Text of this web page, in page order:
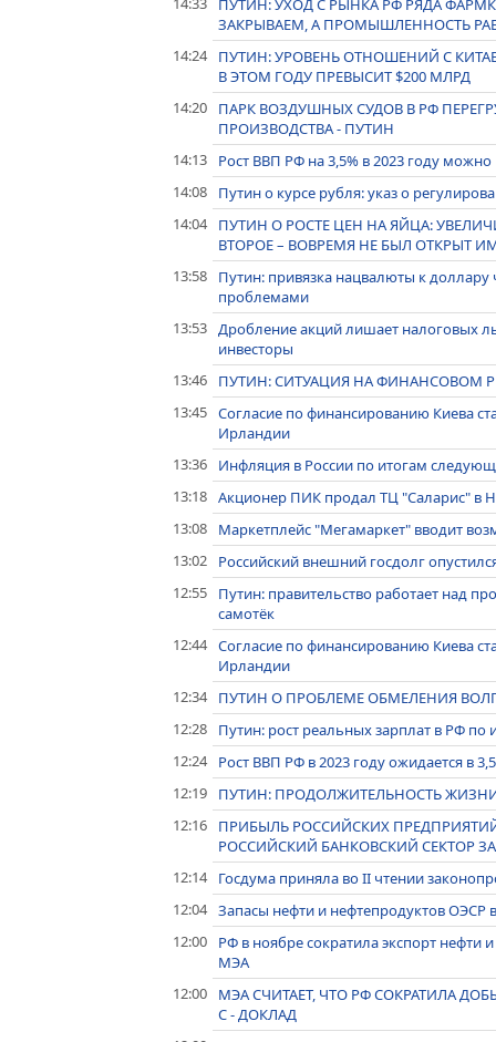
ПУТИН: УХОД С РЫНКА РФ РЯДА
ЗАКРЫВАЕМ, А ПРОМЫШЛЕННОСТЬ
14:24
ПУТИН: УРОВЕНЬ ОТНОШЕНИЙ С
В ЭТОМ ГОДУ ПРЕВЫСИТ $200 МЛРД
14:20
ПАРК ВОЗДУШНЫХ СУДОВ В РФ
ПРОИЗВОДСТВА - ПУТИН
14:13
Рост ВВП РФ на 3,5% в 2023 году
14:08
Путин о курсе рубля: указ о
14:04
ПУТИН О РОСТЕ ЦЕН НА ЯЙЦА:
ВТОРОЕ – ВОВРЕМЯ НЕ БЫЛ ОТКРЫТ
13:58
Путин: привязка нацвалюты к
проблемами
13:53 Дробление акций лишает налоговых
инвесторы
13:46
ПУТИН: СИТУАЦИЯ НА ФИНАНСОВОМ
13:45 Согласие по финансированию Киева
Ирландии
13:36
Инфляция в России по итогам
13:18 Акционер ПИК продал ТЦ "Саларис" в
13:08
Маркетплейс "Мегамаркет" вводит
13:02
Российский внешний госдолг
12:55
Путин: правительство работает над
самотёк
12:44 Согласие по финансированию Киева
Ирландии
12:34
ПУТИН О ПРОБЛЕМЕ ОБМЕЛЕНИЯ
12:28
Путин: рост реальных зарплат в РФ по
12:24
Рост ВВП РФ в 2023 году ожидается в
12:19
ПУТИН: ПРОДОЛЖИТЕЛЬНОСТЬ ЖИЗНИ
12:16
ПРИБЫЛЬ РОССИЙСКИХ ПРЕДПРИЯТИЙ
РОССИЙСКИЙ БАНКОВСКИЙ СЕКТОР
12:14
Госдума приняла во II чтении
12:04 Запасы нефти и нефтепродуктов ОЭСР
12:00
РФ в ноябре сократила экспорт нефти
МЭА
12:00
МЭА СЧИТАЕТ, ЧТО РФ СОКРАТИЛА
С - ДОКЛАД